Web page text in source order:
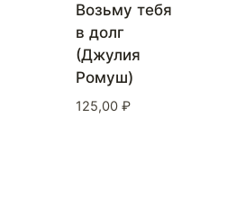
Возьму тебя
в долг
(Джулия
Ромуш)
125,00 ₽